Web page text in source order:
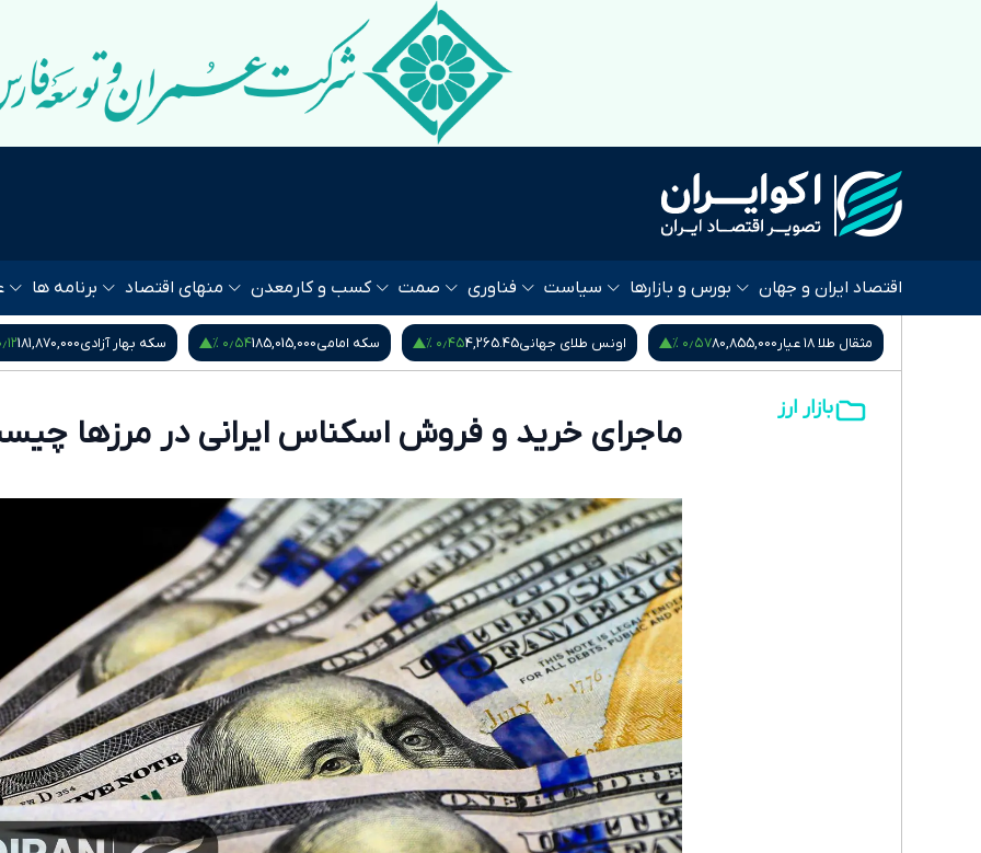
اقتصاد ایران و جهان بورس و بازارها سیاست فناوری صمت کسب و کار معدن منهای اقتصاد برنامه ها
اونس طلای جهانی4,265.45۰٫۴۵ % سکه امامی185,015,000۰٫۵۴ % سکه بهار آزادی181,870,000۰٫۱۲ % نیم سکه95,000,000۰٫۵۳ %
بازار ارز
ماجرای خرید و فروش اسکناس ایرانی در مرز‌ها